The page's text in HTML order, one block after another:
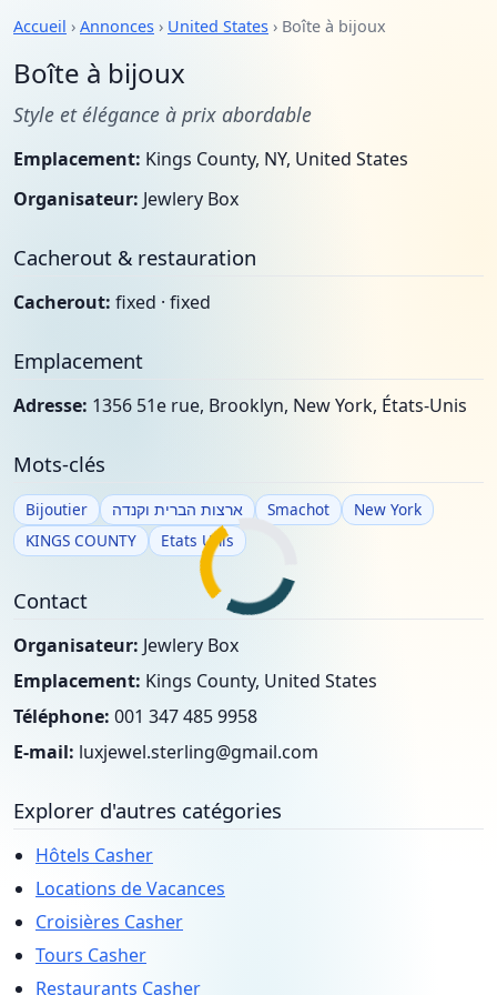
Accueil › Annonces › United States › Boîte à bijoux
Boîte à bijoux
Style et élégance à prix abordable
Emplacement: Kings County, NY, United States
Organisateur: Jewlery Box
Cacherout & restauration
Cacherout: fixed · fixed
Emplacement
Adresse: 1356 51e rue, Brooklyn, New York, États-Unis
Mots-clés
Bijoutier ארצות הברית וקנדה Smachot
New York
KINGS COUNTY
Etats Unis
Contact
Organisateur: Jewlery Box
Emplacement: Kings County, United States
Téléphone: 001 347 485 9958
E-mail: luxjewel.sterling@gmail.com
Explorer d'autres catégories
Hôtels Casher
Locations de Vacances
Croisières Casher
Tours Casher
Restaurants Casher